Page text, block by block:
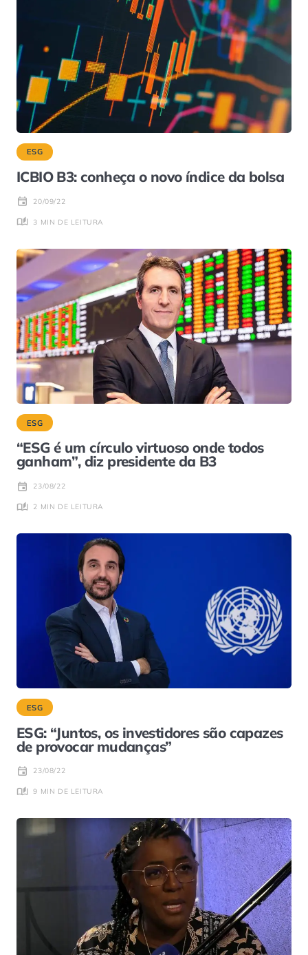
ESG
ICBIO B3: conheça o novo índice da bolsa
20/09/22
3 MIN DE LEITURA
ESG
“ESG é um círculo virtuoso onde todos
ganham”, diz presidente da B3
23/08/22
2 MIN DE LEITURA
ESG
ESG: “Juntos, os investidores são capazes
de provocar mudanças”
23/08/22
9 MIN DE LEITURA